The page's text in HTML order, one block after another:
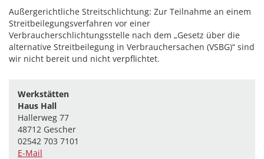
Außergerichtliche Streitschlichtung: Zur Teilnahme an einem
Streitbeilegungsverfahren vor einer
Verbraucherschlichtungsstelle nach dem „Gesetz über die
alternative Streitbeilegung in Verbrauchersachen (VSBG)“ sind
wir nicht bereit und nicht verpflichtet.
Werkstätten
Haus Hall
Hallerweg 77
48712 Gescher
02542 703 7101
E-Mail